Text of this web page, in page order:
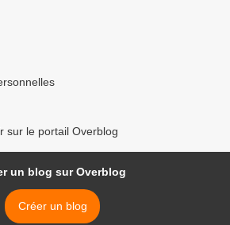
sur le portail Overblog
un blog sur Overblog
Créer un blog